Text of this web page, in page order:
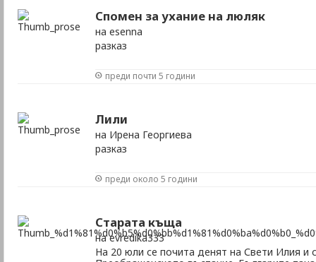
Спомен за ухание на люляк
на esenna
разказ
преди почти 5 години
Лили
на Ирена Георгиева
разказ
преди около 5 години
Старата къща
на evredika333
На 20 юли се почита денят на Свети Илия и